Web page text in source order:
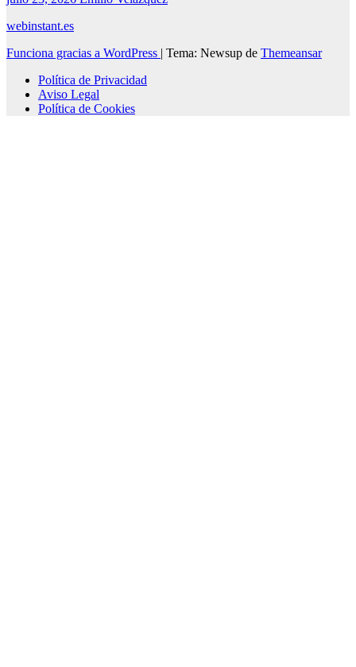
webinstant.es
Funciona gracias a WordPress | Tema: Newsup de Themeansar
Política de Privacidad
Aviso Legal
Política de Cookies